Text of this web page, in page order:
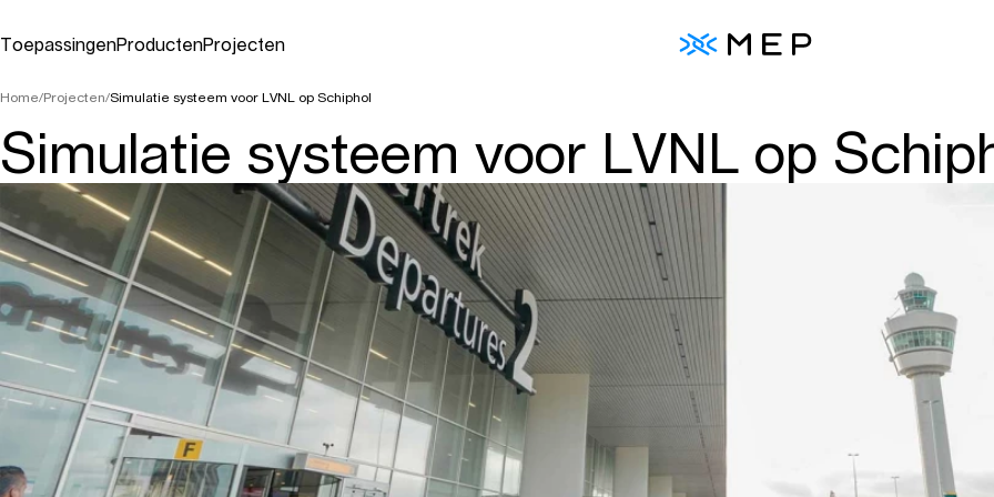
ToepassingenProductenProjecten
Toepassingen
Home/Projecten/Simulatie systeem voor LVNL op Schiphol
Simulatie systeem voor LVNL op